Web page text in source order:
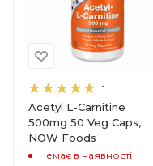
1
Acetyl L-Carnitine
500mg 50 Veg Caps,
NOW Foods
Немає в наявності